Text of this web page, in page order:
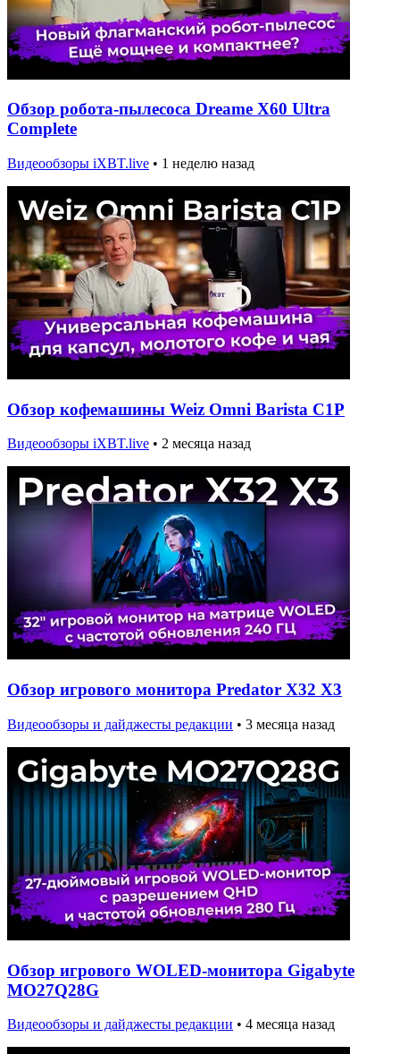
Обзор робота-пылесоса Dreame X60 Ultra
Complete
Видеообзоры iXBT.live • 1 неделю назад
Обзор кофемашины Weiz Omni Barista C1P
Видеообзоры iXBT.live • 2 месяца назад
Обзор игрового монитора Predator X32 X3
Видеообзоры и дайджесты редакции • 3 месяца назад
Обзор игрового WOLED-монитора Gigabyte
MO27Q28G
Видеообзоры и дайджесты редакции • 4 месяца назад